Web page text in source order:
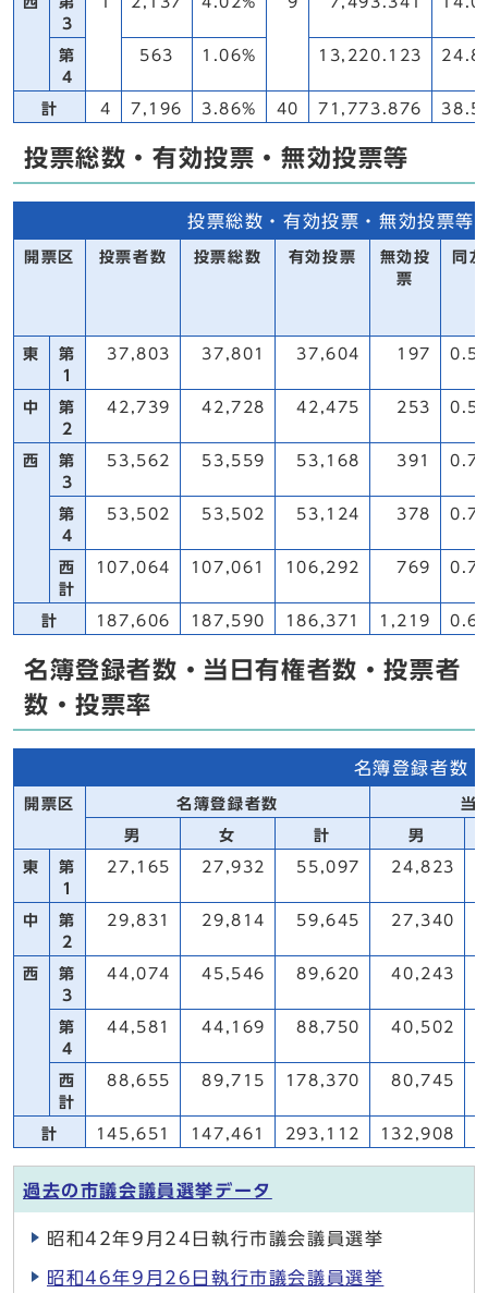
3
第
4
563 1.06% 13,220.123
計 4 7,196 3.86% 40 71,773.876
投票総数・有効投票・無効投票等
投票総数・有効投票・無効投票等
開票区 投票者数 投票総数 有効投票
無効投
票
同
東
第
1
37,803 37,801 37,604 197
中
第
2
42,739 42,728 42,475 253
西
第
3
53,562 53,559 53,168 391
第
4
53,502 53,502 53,124 378
西
計
107,064 107,061 106,292 769
計 187,606 187,590 186,371 1,219
名簿登録者数・当日有権者数・投票者
数・投票率
名簿登録者数
開票区 名簿登録者数 当
男 女 計 男
東
第
1
27,165 27,932 55,097 24,823
中
第
2
29,831 29,814 59,645 27,340
西
第
3
44,074 45,546 89,620 40,243
第
4
44,581 44,169 88,750 40,502
西
計
88,655 89,715 178,370 80,745
計 145,651 147,461 293,112 132,908
過去の市議会議員選挙データ
昭和42年9月24日執行市議会議員選挙
昭和46年9月26日執行市議会議員選挙